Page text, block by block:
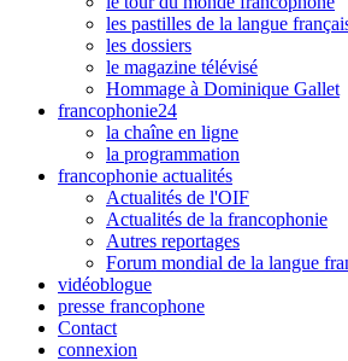
les pastilles de la langue
les dossiers
le magazine télévisé
Hommage à Dominique Gallet
francophonie24
la chaîne en ligne
la programmation
francophonie actualités
Actualités de l'OIF
Actualités de la francophonie
Autres reportages
Forum mondial de la langue
vidéoblogue
presse francophone
Contact
connexion